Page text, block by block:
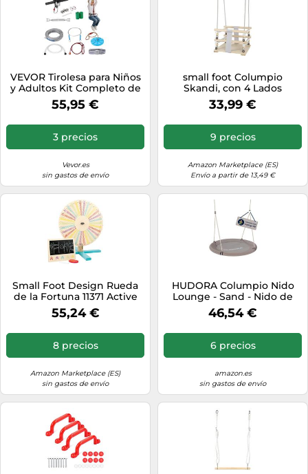
VEVOR Tirolesa para Niños
y Adultos Kit Completo de
Tirolesa de 18,3m Carga de
272 kg Fácil Configuración
Resorte y Arnés de
Seguridad para Jardín,
55,95 €
3 precios
Vevor.es
sin gastos de envío
small foot Columpio
Skandi, con 4 Lados
Cerrados y 2 Cinturones
Fuertes, a Partir de 18
33,99 €
9 precios
Amazon Marketplace (ES)
Envío a partir de 13,49 €
Small Foot Design Rueda
de la Fortuna 11371 Active
Madera certificada FSC100%
con tablero pequeño
55,24 €
8 precios
Amazon Marketplace (ES)
sin gastos de envío
HUDORA Columpio Nido
Lounge - Sand - Nido de
Columpio Ajustable en
Altura con diámetro de
Columpio Colgante con
Asiento Cerrado
46,54 €
6 precios
amazon.es
sin gastos de envío